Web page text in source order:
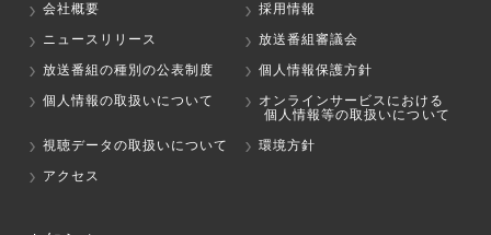
会社概要
採用情報
ニュースリリース
放送番組審議会
放送番組の種別の公表制度
個人情報保護方針
個人情報の取扱いについて
オンラインサービスにおける
個人情報等の取扱いについて
視聴データの取扱いについて
環境方針
アクセス